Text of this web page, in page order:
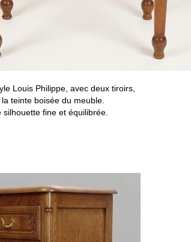
Louis Philippe, avec deux tiroirs,
teinte boisée du meuble.
fine et équilibrée.